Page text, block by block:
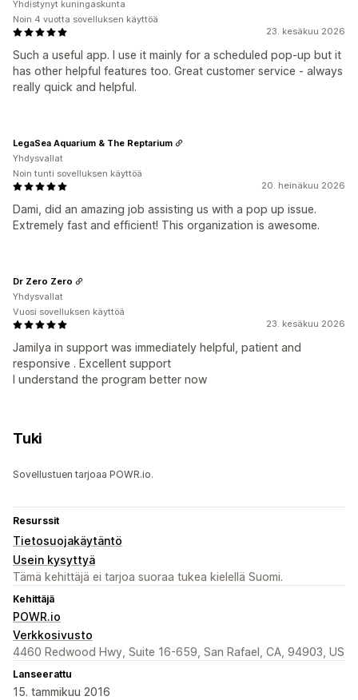
23. kesäkuu 2026
Such a useful app. I use it mainly for a scheduled pop-up but it
has other helpful features too. Great customer service - always
really quick and helpful.
Yhdistynyt kuningaskunta
Noin 4 vuotta sovelluksen käyttöä
20. heinäkuu 2026
Dami, did an amazing job assisting us with a pop up issue.
Extremely fast and efficient! This organization is awesome.
LegaSea Aquarium & The Reptarium
Yhdysvallat
Noin tunti sovelluksen käyttöä
23. kesäkuu 2026
Jamilya in support was immediately helpful, patient and
responsive . Excellent support
I understand the program better now
Dr Zero Zero
Yhdysvallat
Vuosi sovelluksen käyttöä
Tuki
Sovellustuen tarjoaa POWR.io.
Resurssit
Tietosuojakäytäntö
Usein kysyttyä
Tämä kehittäjä ei tarjoa suoraa tukea kielellä Suomi.
Kehittäjä
POWR.io
Verkkosivusto
4460 Redwood Hwy, Suite 16-659, San Rafael, CA, 94903, US
Lanseerattu
15. tammikuu 2016